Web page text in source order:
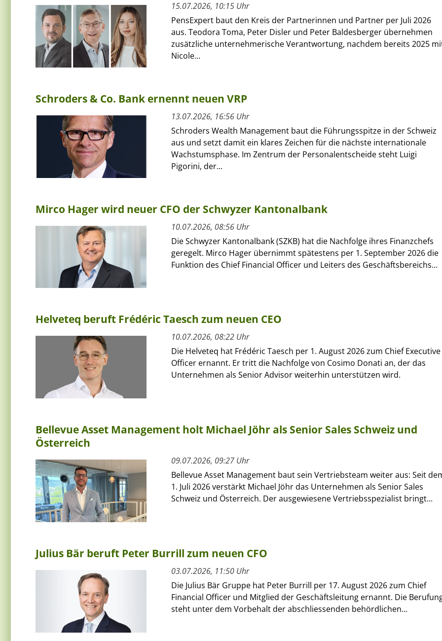
15.07.2026, 10:15 Uhr
PensExpert baut den Kreis der Partnerinnen und Partner per Juli 2026
aus. Teodora Toma, Peter Disler und Peter Baldesberger übernehmen
zusätzliche unternehmerische Verantwortung, nachdem bereits 2025
Nicole...
Schroders & Co. Bank ernennt neuen VRP
13.07.2026, 16:56 Uhr
Schroders Wealth Management baut die Führungsspitze in der Schweiz
aus und setzt damit ein klares Zeichen für die nächste internationale
Wachstumsphase. Im Zentrum der Personalentscheide steht Luigi
Pigorini, der...
Mirco Hager wird neuer CFO der Schwyzer Kantonalbank
10.07.2026, 08:56 Uhr
Die Schwyzer Kantonalbank (SZKB) hat die Nachfolge ihres Finanzchefs
geregelt. Mirco Hager übernimmt spätestens per 1. September 2026 die
Funktion des Chief Financial Officer und Leiters des Geschäftsbereichs...
Helveteq beruft Frédéric Taesch zum neuen CEO
10.07.2026, 08:22 Uhr
Die Helveteq hat Frédéric Taesch per 1. August 2026 zum Chief Executive
Officer ernannt. Er tritt die Nachfolge von Cosimo Donati an, der das
Unternehmen als Senior Advisor weiterhin unterstützen wird.
Bellevue Asset Management holt Michael Jöhr als Senior Sales Schweiz und
Österreich
09.07.2026, 09:27 Uhr
Bellevue Asset Management baut sein Vertriebsteam weiter aus: Seit
1. Juli 2026 verstärkt Michael Jöhr das Unternehmen als Senior Sales
Schweiz und Österreich. Der ausgewiesene Vertriebsspezialist bringt...
Julius Bär beruft Peter Burrill zum neuen CFO
03.07.2026, 11:50 Uhr
Die Julius Bär Gruppe hat Peter Burrill per 17. August 2026 zum Chief
Financial Officer und Mitglied der Geschäftsleitung ernannt. Die
steht unter dem Vorbehalt der abschliessenden behördlichen...